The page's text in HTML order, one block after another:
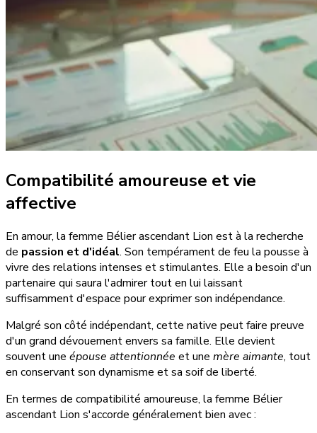
Compatibilité amoureuse et vie
affective
En amour, la femme Bélier ascendant Lion est à la recherche
de passion et d'idéal. Son tempérament de feu la pousse à
vivre des relations intenses et stimulantes. Elle a besoin d'un
partenaire qui saura l'admirer tout en lui laissant
suffisamment d'espace pour exprimer son indépendance.
Malgré son côté indépendant, cette native peut faire preuve
d'un grand dévouement envers sa famille. Elle devient
souvent une épouse attentionnée et une mère aimante, tout
en conservant son dynamisme et sa soif de liberté.
En termes de compatibilité amoureuse, la femme Bélier
ascendant Lion s'accorde généralement bien avec :